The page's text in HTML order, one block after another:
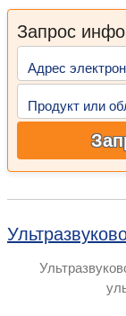
Запрос
Адрес
Продукт или